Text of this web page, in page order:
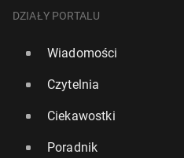
DZIAŁY PORTALU
Wiadomości
Czytelnia
Ciekawostki
Poradnik